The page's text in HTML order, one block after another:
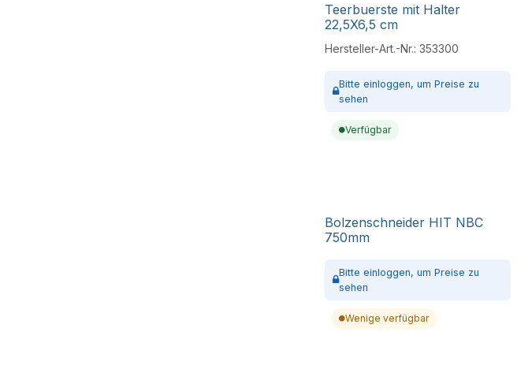
Teerbuerste mit Halter
22,5X6,5 cm
Hersteller-Art.-Nr.: 353300
Bitte einloggen, um Preise zu
sehen
Verfügbar
Bolzenschneider HIT NBC
750mm
Bitte einloggen, um Preise zu
sehen
Wenige verfügbar